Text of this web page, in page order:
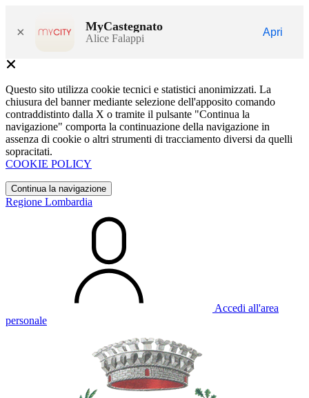
× MyCastegnato
Alice Falappi
Apri
Questo sito utilizza cookie tecnici e statistici anonimizzati. La
chiusura del banner mediante selezione dell'apposito comando
contraddistinto dalla X o tramite il pulsante "Continua la
navigazione" comporta la continuazione della navigazione in
assenza di cookie o altri strumenti di tracciamento diversi da quelli
sopracitati.
COOKIE POLICY
Continua la navigazione
Regione Lombardia
Accedi all'area
personale